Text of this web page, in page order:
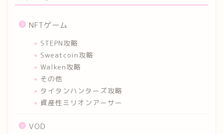
NFTゲーム
STEPN攻略
Sweatcoin攻略
Walken攻略
その他
タイタンハンターズ攻略
資産性ミリオンアーサー
VOD